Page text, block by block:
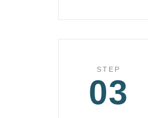
STEP
03